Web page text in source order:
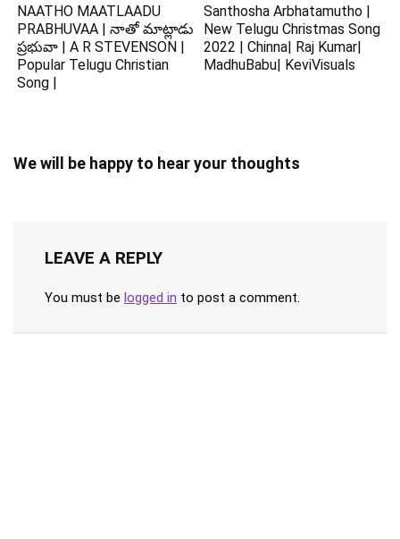
NAATHO MAATLAADU
PRABHUVAA | నాతో మాట్లాడు
ప్రభువా | A R STEVENSON |
Popular Telugu Christian
Song |
Santhosha Arbhatamutho |
New Telugu Christmas Song
2022 | Chinna| Raj Kumar|
MadhuBabu| KeviVisuals
We will be happy to hear your thoughts
LEAVE A REPLY
You must be logged in to post a comment.